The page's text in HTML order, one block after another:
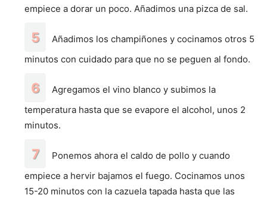
empiece a dorar un poco. Añadimos una pizca de sal.
Añadimos los champiñones y cocinamos otros 5
minutos con cuidado para que no se peguen al fondo.
Agregamos el vino blanco y subimos la
temperatura hasta que se evapore el alcohol, unos 2
minutos.
Ponemos ahora el caldo de pollo y cuando
empiece a hervir bajamos el fuego. Cocinamos unos
15-20 minutos con la cazuela tapada hasta que las